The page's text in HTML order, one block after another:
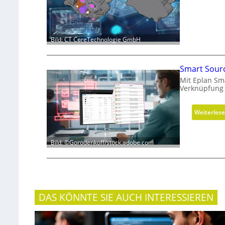
Bild: CT CoreTechnologie GmbH
Bild: ©Gorodenkoff/stock.adobe.com
Smart
Mit Eplan
DAS KÖNNTE SIE AUCH INTERESSIEREN